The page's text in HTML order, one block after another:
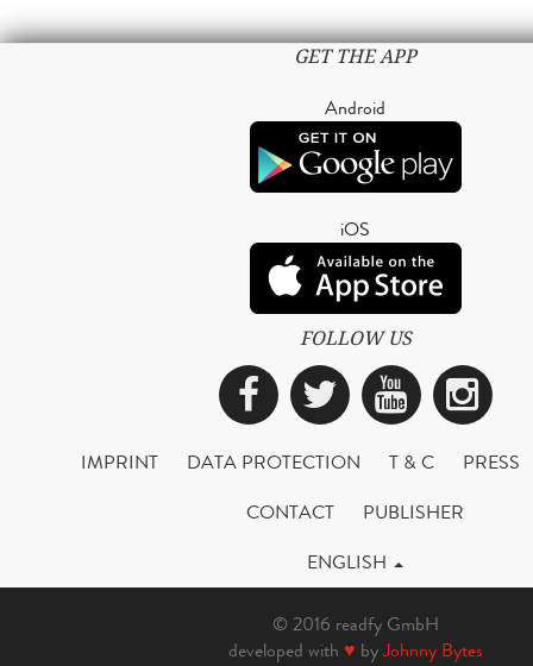
GET THE APP
Android
iOS
FOLLOW US
Facebook
Twitter
IMPRINT DATA PROTECTION T & C
PRESS
CONTACT
PUBLISHER
ENGLISH
© 2016 readfy GmbH
developed with ♥ byJohnny Bytes